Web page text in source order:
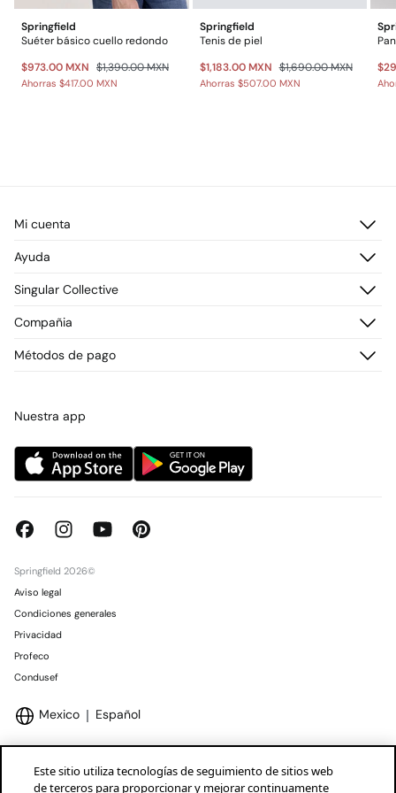
Springfield
Suéter básico cuello redondo
$973.00 MXN $1,390.00 MXN
Ahorras $417.00 MXN
Springfield
Tenis de piel
$1,183.00 MXN $1,690.00 MXN
Ahorras $507.00 MXN
Mi cuenta
Registrarme
Direcciones de envío
Ayuda
Preguntas frecuentes
Envío
Promociones vigentes
Singular Collective
¡Únete!
Compañia
Tiendas
Métodos de pago
Nuestra app
Springfield 2026©
Aviso legal
Condiciones generales
Privacidad
Profeco
Condusef
Mexico Español
Este sitio utiliza tecnologías de seguimiento de sitios web
de terceros para proporcionar y mejorar continuamente